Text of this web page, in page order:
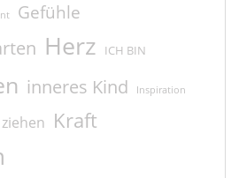
Gefühle
Herz ICH BIN
inneres Kind Inspiration
Kraft